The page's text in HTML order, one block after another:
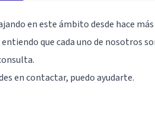
en este ámbito desde hace más
que cada uno de nosotros
en contactar, puedo ayudarte.